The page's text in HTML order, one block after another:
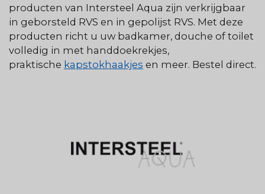
producten van Intersteel Aqua zijn verkrijgbaar
in geborsteld RVS en in gepolijst RVS. Met deze
producten richt u uw badkamer, douche of toilet
volledig in met handdoekrekjes,
praktische kapstokhaakjes en meer. Bestel direct.